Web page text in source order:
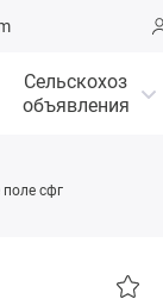
Сельскохоз
объявления
поле cфг